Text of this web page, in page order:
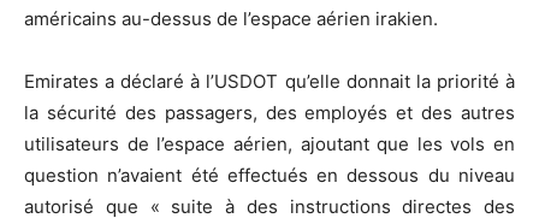
américains au-dessus de l’espace aérien irakien.
Emirates a déclaré à l’USDOT qu’elle donnait la priorité à
la sécurité des passagers, des employés et des autres
utilisateurs de l’espace aérien, ajoutant que les vols en
question n’avaient été effectués en dessous du niveau
autorisé que « suite à des instructions directes des